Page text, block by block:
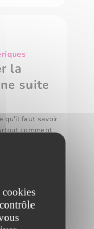
la
suite
qu'il faut savoir
comment
l'ordre pour
cookies